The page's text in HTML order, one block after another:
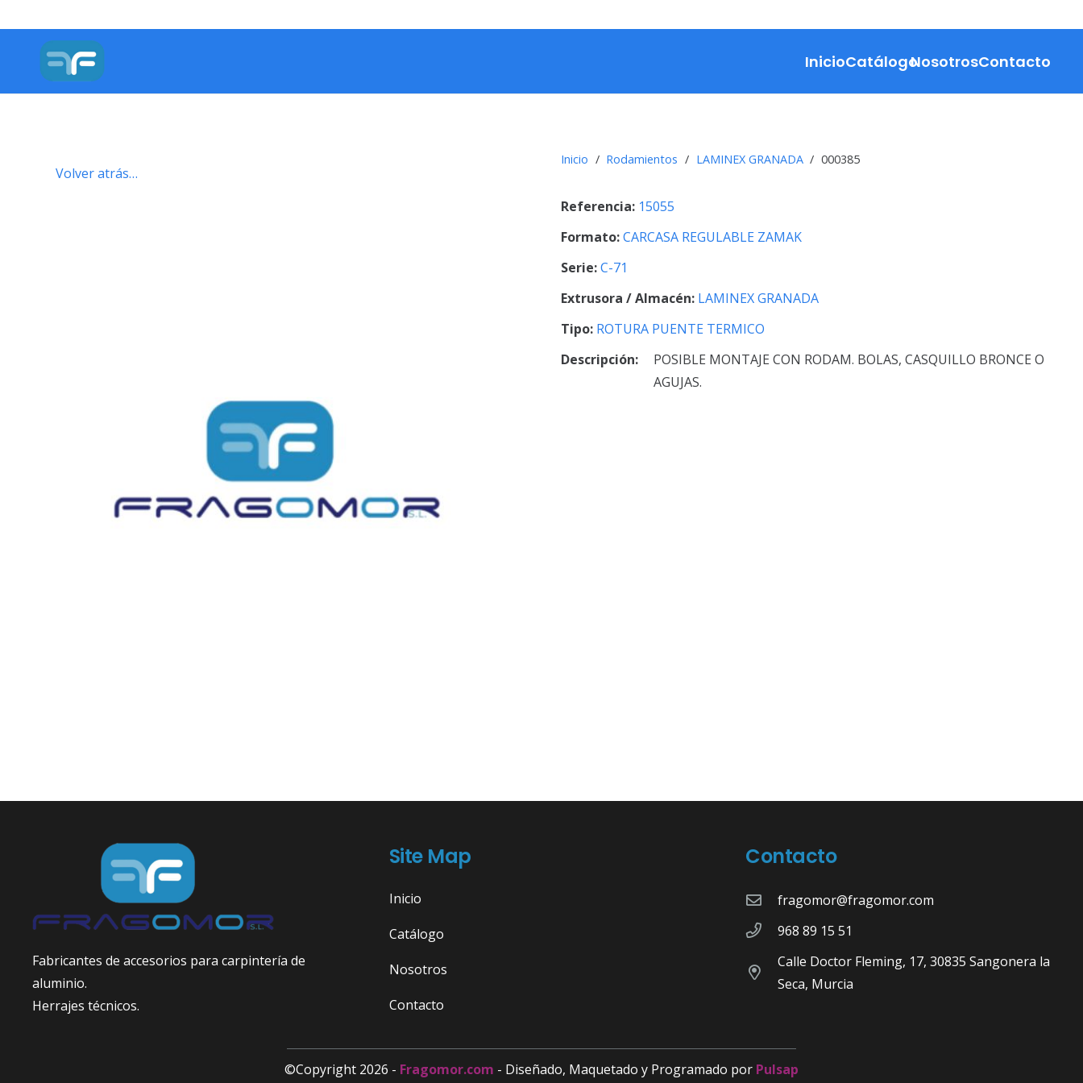
InicioCatálogoNosotrosContacto
Volver atrás…
Inicio / Rodamientos / LAMINEX GRANADA / 000385
Referencia: 15055
Formato:CARCASA REGULABLE ZAMAK
Serie:C-71
Extrusora / Almacén: LAMINEX GRANADA
Tipo: ROTURA PUENTE TERMICO
Descripción:
POSIBLE MONTAJE CON RODAM. BOLAS, CASQUILLO BRONCE O
AGUJAS.
Fabricantes de accesorios para carpintería de
aluminio.
Herrajes técnicos.
Site Map
Inicio
Catálogo
Nosotros
Contacto
Contacto
fragomor@fragomor.com
968 89 15 51
Calle Doctor Fleming, 17, 30835 Sangonera la
Seca, Murcia
©Copyright 2026 - Fragomor.com - Diseñado, Maquetado y Programado por Pulsap